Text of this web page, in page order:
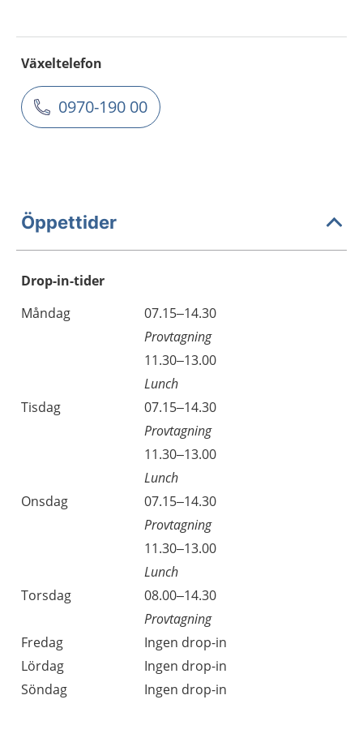
Växeltelefon
0970-190 00
Öppettider
Drop-in-tider
Måndag
07.15–14.30
Provtagning
11.30–13.00
Lunch
Tisdag
07.15–14.30
Provtagning
11.30–13.00
Lunch
Onsdag
07.15–14.30
Provtagning
11.30–13.00
Lunch
Torsdag
08.00–14.30
Provtagning
Fredag
Ingen drop-in
Lördag
Ingen drop-in
Söndag
Ingen drop-in